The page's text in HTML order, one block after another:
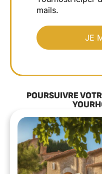
mails.
POURSUIVRE